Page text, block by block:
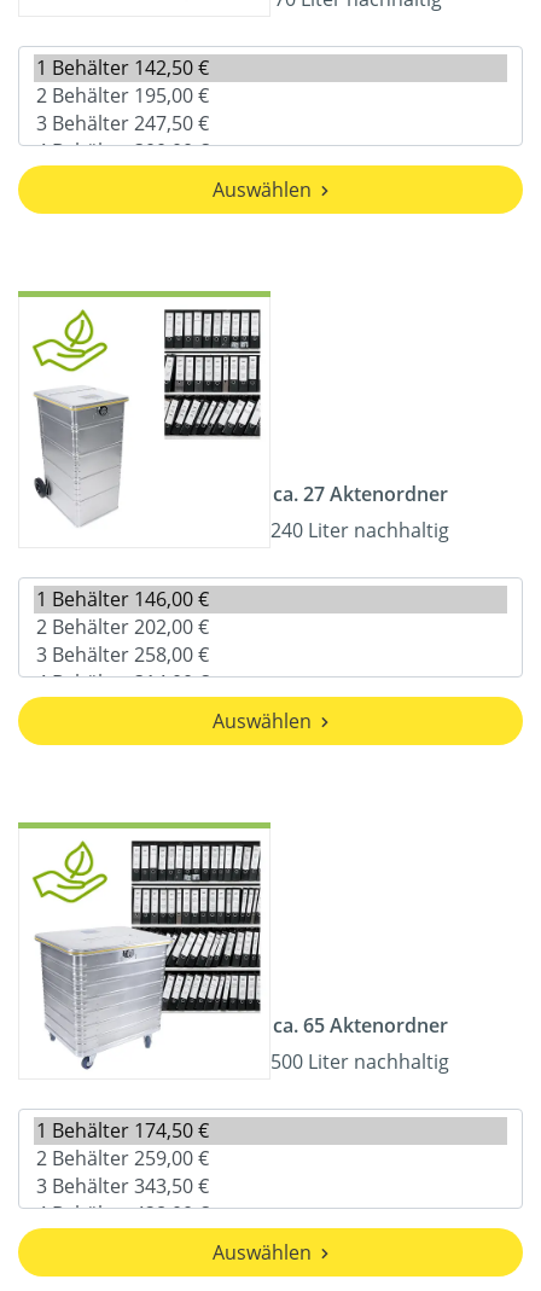
Auswählen
ca. 27 Aktenordner
240 Liter nachhaltig
Auswählen
ca. 65 Aktenordner
500 Liter nachhaltig
Auswählen